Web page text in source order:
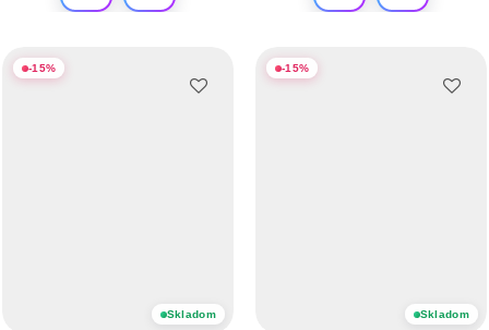
-15%
Skladom
-15%
Skladom